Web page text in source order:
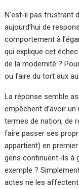
N’est-il pas frustrant
aujourd’hui de
comportement à
qui explique cet
de la modernité ?
ou faire du tort aux
La réponse semble
empêchent d’avoir
termes de nation, de
faire passer ses
appartient) en
gens continuent-ils à
exemple ?
actes ne les